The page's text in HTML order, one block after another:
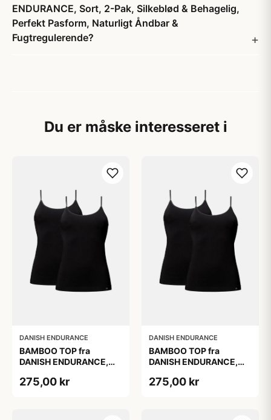
ENDURANCE, Sort, 2-Pak, Silkeblød & Behagelig,
Perfekt Pasform, Naturligt Åndbar &
Fugtregulerende?
Du er måske interesseret i
DANISH ENDURANCE
BAMBOO TOP fra
DANISH ENDURANCE,
Behagelig, Perfekt
275,00 kr
DANISH ENDURANCE
BAMBOO TOP fra
DANISH ENDURANCE,
Behagelig, Perfekt
275,00 kr